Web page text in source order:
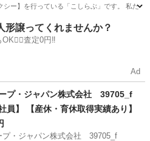
ー】を行っている「こしらぶ」です。 私た
介護福祉士 介護タクシー
形譲ってくれませんか？
査定0円‼️
Ad
プ・ジャパン株式会社 39705_f
員】 【産休・育休取得実績あり】
プ・ジャパン株式会社 39705_f